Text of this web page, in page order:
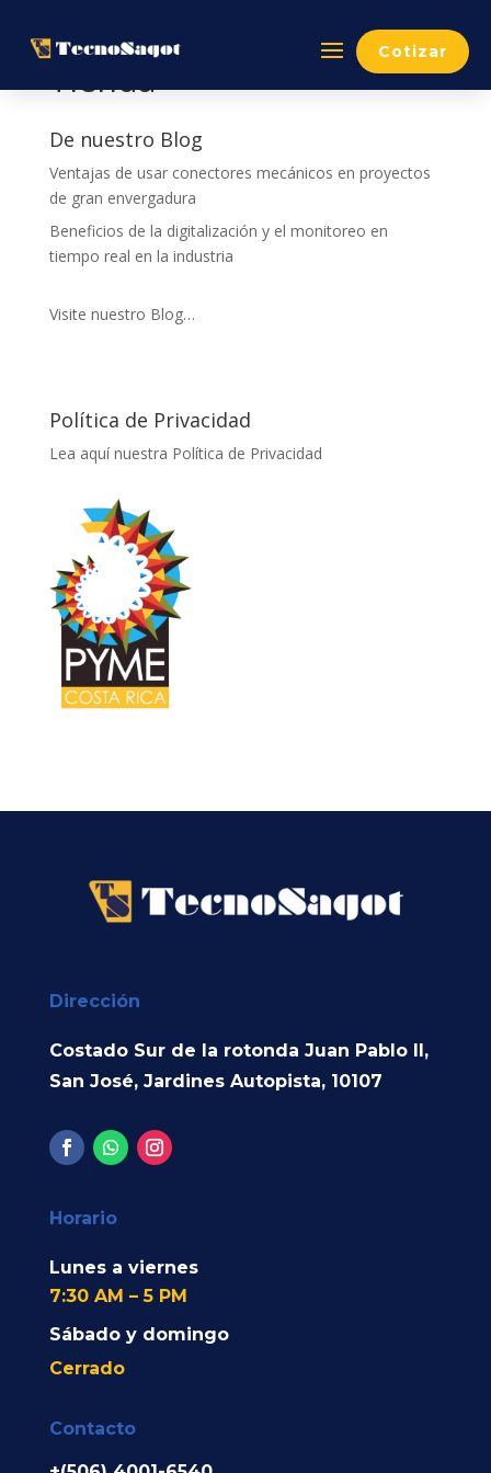
Cotizar
Tienda
De nuestro Blog
Ventajas de usar conectores mecánicos en proyectos
de gran envergadura
Beneficios de la digitalización y el monitoreo en
tiempo real en la industria
Visite nuestro Blog…
Política de Privacidad
Lea aquí nuestra Política de Privacidad
Dirección
Costado Sur de la rotonda Juan Pablo II,
San José, Jardines Autopista, 10107
Horario
Lunes a viernes
7:30 AM – 5 PM
Sábado y domingo
Cerrado
Contacto